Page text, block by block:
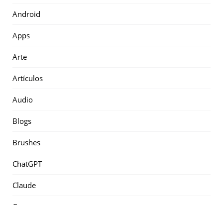
Android
Apps
Arte
Artículos
Audio
Blogs
Brushes
ChatGPT
Claude